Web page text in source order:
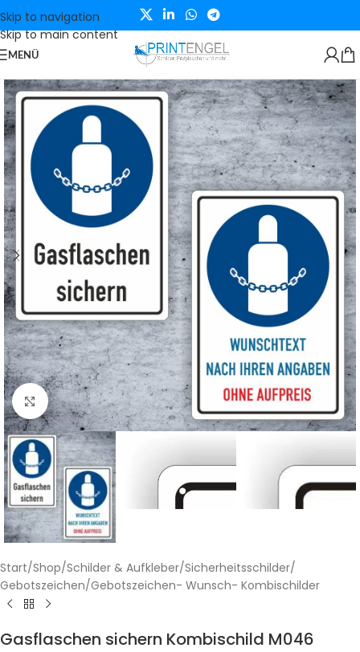
Skip to navigation
Skip to main content
MENÜ
Klicken zum Vergrößern
Start/Shop/Schilder & Aufkleber/Sicherheitsschilder/
Gebotszeichen/Gebotszeichen- Wunsch- Kombischilder
Gasflaschen sichern Kombischild M046